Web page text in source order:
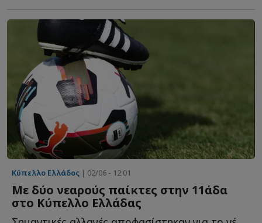
Κύπελλο Ελλάδος | 02/06 - 12:01
Με δύο νεαρούς παίκτες στην 11άδα
στο Κύπελλο Ελλάδας